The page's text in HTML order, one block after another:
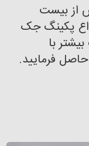
از بیست
پکینگ جک
با
فرمایید.